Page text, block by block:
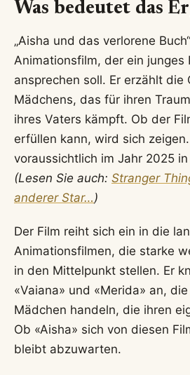
Was bedeutet das
„Aisha und das verlorene
Animationsfilm, der ein junges
ansprechen soll. Er erzählt die
Mädchens, das für ihren
ihres Vaters kämpft. Ob der
erfüllen kann, wird sich
voraussichtlich im Jahr 2025
(Lesen Sie auch: Stranger
anderer Star…)
Der Film reiht sich ein in die
Animationsfilmen, die starke
in den Mittelpunkt stellen. Er
«Vaiana» und «Merida» an,
Mädchen handeln, die ihren
Ob «Aisha» sich von diesen
bleibt abzuwarten.